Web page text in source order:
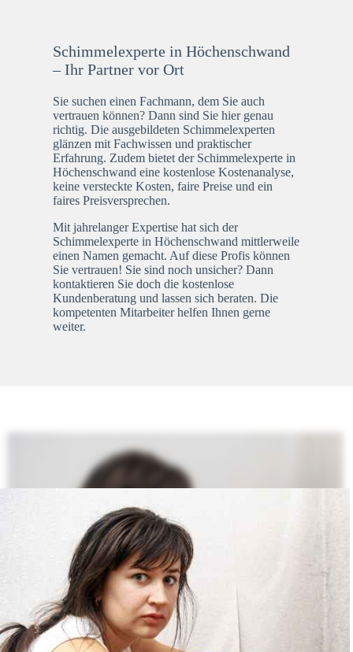
Schimmelexperte in Höchenschwand
– Ihr Partner vor Ort
Sie suchen einen Fachmann, dem Sie auch
vertrauen können? Dann sind Sie hier genau
richtig. Die ausgebildeten Schimmelexperten
glänzen mit Fachwissen und praktischer
Erfahrung. Zudem bietet der Schimmelexperte in
Höchenschwand eine kostenlose Kostenanalyse,
keine versteckte Kosten, faire Preise und ein
faires Preisversprechen.
Mit jahrelanger Expertise hat sich der
Schimmelexperte in Höchenschwand mittlerweile
einen Namen gemacht. Auf diese Profis können
Sie vertrauen! Sie sind noch unsicher? Dann
kontaktieren Sie doch die kostenlose
Kundenberatung und lassen sich beraten. Die
kompetenten Mitarbeiter helfen Ihnen gerne
weiter.